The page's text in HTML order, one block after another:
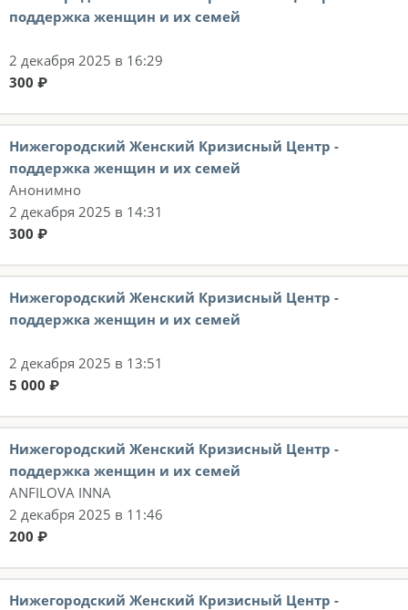
поддержка женщин и их семей
2 декабря 2025 в 16:29
300 ₽
Нижегородский Женский Кризисный Центр -
поддержка женщин и их семей
Анонимно
2 декабря 2025 в 14:31
300 ₽
Нижегородский Женский Кризисный Центр -
поддержка женщин и их семей
2 декабря 2025 в 13:51
5 000 ₽
Нижегородский Женский Кризисный Центр -
поддержка женщин и их семей
ANFILOVA INNA
2 декабря 2025 в 11:46
200 ₽
Нижегородский Женский Кризисный Центр -